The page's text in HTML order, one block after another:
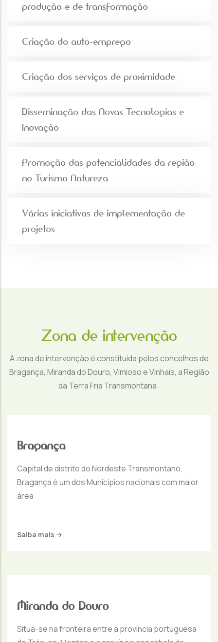
produção e de transformação
Criação do auto-emprego
Criação dos serviços de proximidade
Disseminação das Novas Tecnologias e
Inovação
Promoção das potencialidades da região
no Turismo Natureza
Várias iniciativas de implementação de
projetos
Zona de intervenção
A zona de intervenção é constituída pelos concelhos de
Bragança, Miranda do Douro, Vimioso e Vinhais, a Região
da Terra Fria Transmontana.
Bragança
Capital de distrito do Nordeste Transmontano,
Bragança é um dos Municípios nacionais com maior
área
Saiba mais
Miranda do Douro
Situa-se na fronteira entre a província portuguesa